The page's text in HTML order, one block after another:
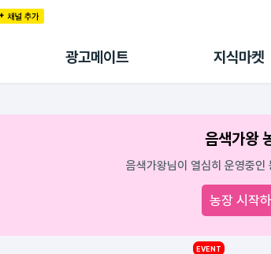
광고메이트 지식마켓
광고리포트
음색가왕
음색가왕님이 열심히 운영중인
농장 시작하
EVENT